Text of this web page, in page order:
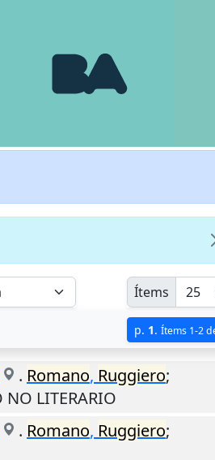
Ítems
p. 1. Ítems 1-2
. Romano, Ruggiero;
NO LITERARIO
. Romano, Ruggiero;